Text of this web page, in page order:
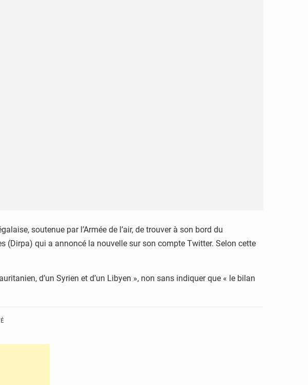
soutenue par l’Armée de l’air, de trouver à son bord du
(Dirpa) qui a annoncé la nouvelle sur son compte Twitter. Selon cette
d’un Syrien et d’un Libyen », non sans indiquer que « le bilan